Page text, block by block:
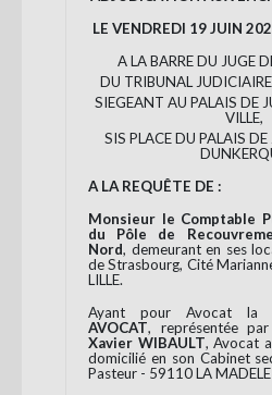
LE VENDREDI 19 JUIN
A LA BARRE DU JUGE
DU TRIBUNAL
SIEGEANT AU PALAIS DE
VILLE,
SIS PLACE DU PALAIS
A LA REQUÊTE DE :
Monsieur le Comptable
du Pôle de
Nord, demeurant en ses
de Strasbourg, Cité
LILLE.
Ayant pour Avocat la
AVOCAT, représentée par
Xavier WIBAULT, Avocat
domicilié en son Cabinet
Pasteur - 59110 LA